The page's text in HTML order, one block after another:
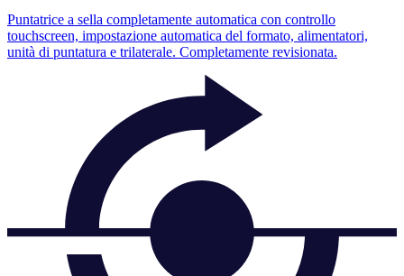
Puntatrice a sella completamente automatica con controllo
touchscreen, impostazione automatica del formato, alimentatori,
unità di puntatura e trilaterale. Completamente revisionata.